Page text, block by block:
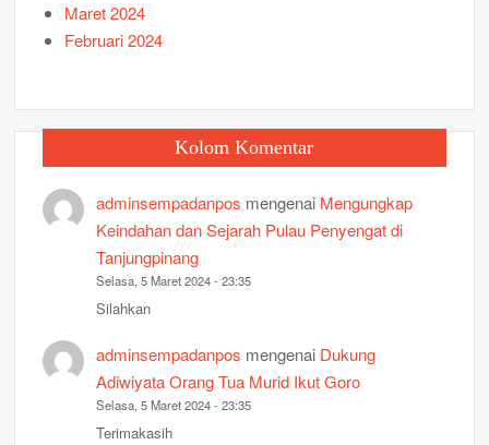
Maret 2024
Februari 2024
Kolom Komentar
adminsempadanpos mengenai Mengungkap
Keindahan dan Sejarah Pulau Penyengat di
Tanjungpinang
Selasa, 5 Maret 2024 - 23:35
Silahkan
adminsempadanpos mengenai Dukung
Adiwiyata Orang Tua Murid Ikut Goro
Selasa, 5 Maret 2024 - 23:35
Terimakasih